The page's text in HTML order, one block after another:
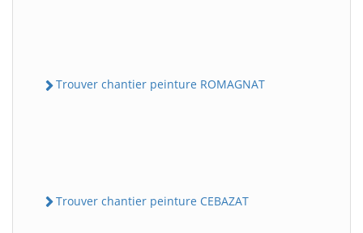
Trouver chantier peinture ROMAGNAT
Trouver chantier peinture CEBAZAT